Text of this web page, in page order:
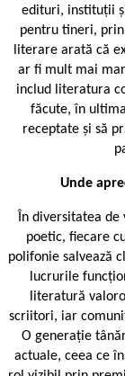
edituri, instituții
pentru tineri,
literare arată că
ar fi mult mai
includ literatura
făcute, în
receptate și să
Unde
În diversitatea de
poetic, fiecare
polifonie salvează
lucrurile
literatură
scriitori, iar
O generație
actuale, ceea ce